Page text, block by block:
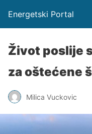
Energetski Portal
Život poslije
za oštećene
Milica Vuckovic